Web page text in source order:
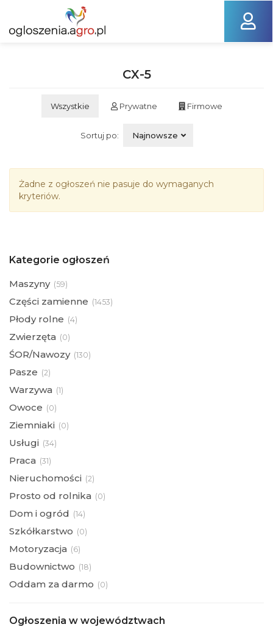
CX-5
Wszystkie Prywatne Firmowe
Sortuj po: Najnowsze
Żadne z ogłoszeń nie pasuje do wymaganych
kryteriów.
Kategorie ogłoszeń
Maszyny (59)
Części zamienne (1453)
Płody rolne (4)
Zwierzęta (0)
ŚOR/Nawozy (130)
Pasze (2)
Warzywa (1)
Owoce (0)
Ziemniaki (0)
Usługi (34)
Praca (31)
Nieruchomości (2)
Prosto od rolnika (0)
Dom i ogród (14)
Szkółkarstwo (0)
Motoryzacja (6)
Budownictwo (18)
Oddam za darmo (0)
Ogłoszenia w województwach